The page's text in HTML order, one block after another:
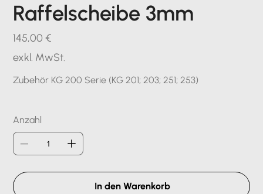
Raffelscheibe 3mm
Preis
145,00 €
exkl. MwSt.
Zubehör KG 200 Serie (KG 201; 203; 251; 253)
Anzahl
In den Warenkorb